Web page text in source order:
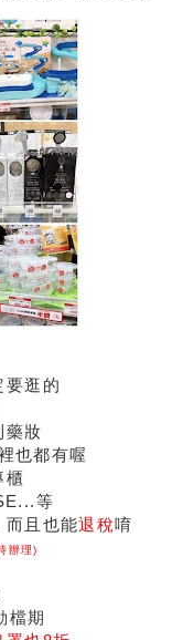
要逛的
藥妝
也都有喔
櫃
等
而且也能退稅唷
辦理)
檔期